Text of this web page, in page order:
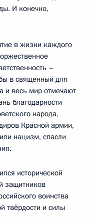
И конечно,
в жизни каждого
–
в священный для
и весь мир отмечают
благодарности
народа,
Красной армии,
нацизм, спасли
исторической
защитников
воинства
твёрдости и силы